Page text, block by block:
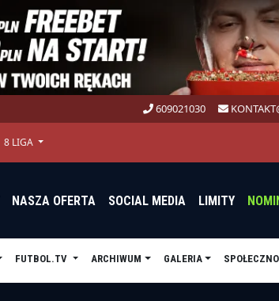
609021030
8 LIGA
NASZA OFERTA SOCIAL MEDIA LIMITY
FUTBOL.TV ARCHIWUM GALERIA